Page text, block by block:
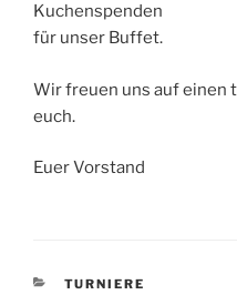
Kuchenspenden
für unser Buffet.
Wir freuen uns auf einen
euch.
Euer Vorstand
KATEGORIEN
TURNIERE